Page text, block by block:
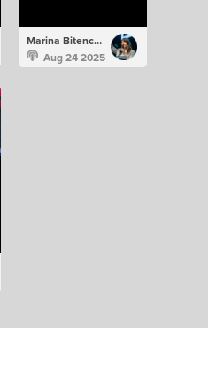
Marina Bitencourt
Aug 24 2025